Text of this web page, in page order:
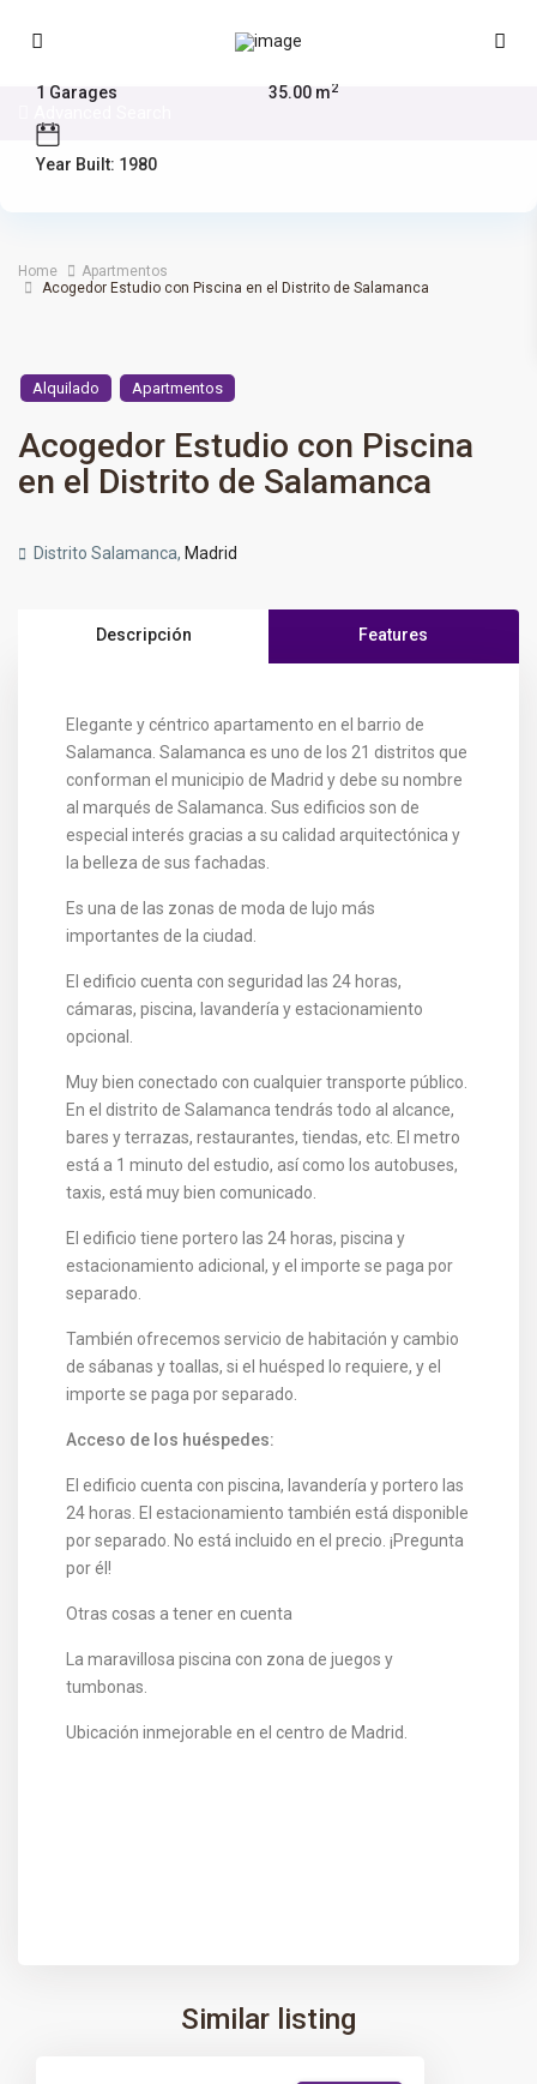
1 Garages 35.00 m2
Year Built: 1980
Home
Apartmentos
Acogedor Estudio con Piscina en el Distrito de Salamanca
Alquilado Apartmentos
Acogedor Estudio con Piscina
en el Distrito de Salamanca
Distrito Salamanca, Madrid
Descripción Features
Elegante y céntrico apartamento en el barrio de
Salamanca. Salamanca es uno de los 21 distritos que
conforman el municipio de Madrid y debe su nombre
al marqués de Salamanca. Sus edificios son de
especial interés gracias a su calidad arquitectónica y
la belleza de sus fachadas.
Es una de las zonas de moda de lujo más
importantes de la ciudad.
El edificio cuenta con seguridad las 24 horas,
cámaras, piscina, lavandería y estacionamiento
opcional.
Muy bien conectado con cualquier transporte público.
En el distrito de Salamanca tendrás todo al alcance,
bares y terrazas, restaurantes, tiendas, etc. El metro
está a 1 minuto del estudio, así como los autobuses,
taxis, está muy bien comunicado.
El edificio tiene portero las 24 horas, piscina y
estacionamiento adicional, y el importe se paga por
separado.
También ofrecemos servicio de habitación y cambio
de sábanas y toallas, si el huésped lo requiere, y el
importe se paga por separado.
Acceso de los huéspedes:
El edificio cuenta con piscina, lavandería y portero las
24 horas. El estacionamiento también está disponible
por separado. No está incluido en el precio. ¡Pregunta
por él!
Otras cosas a tener en cuenta
La maravillosa piscina con zona de juegos y
tumbonas.
Ubicación inmejorable en el centro de Madrid.
Similar listing